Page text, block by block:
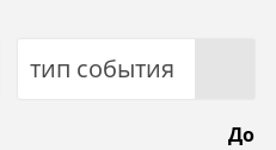
тип события
До